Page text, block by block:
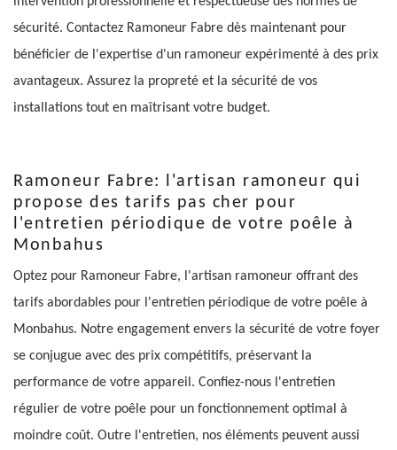
sécurité. Contactez Ramoneur Fabre dès maintenant pour
bénéficier de l'expertise d'un ramoneur expérimenté à des prix
avantageux. Assurez la propreté et la sécurité de vos
installations tout en maîtrisant votre budget.
Ramoneur Fabre: l'artisan ramoneur qui
propose des tarifs pas cher pour
l'entretien périodique de votre poêle à
Monbahus
Optez pour Ramoneur Fabre, l'artisan ramoneur offrant des
tarifs abordables pour l'entretien périodique de votre poêle à
Monbahus. Notre engagement envers la sécurité de votre foyer
se conjugue avec des prix compétitifs, préservant la
performance de votre appareil. Confiez-nous l'entretien
régulier de votre poêle pour un fonctionnement optimal à
moindre coût. Outre l'entretien, nos éléments peuvent aussi